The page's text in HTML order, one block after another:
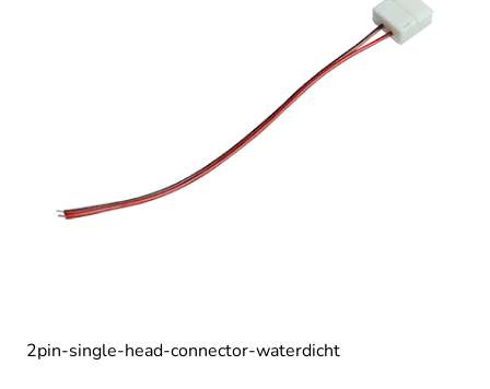
2pin-single-head-connector-waterdicht